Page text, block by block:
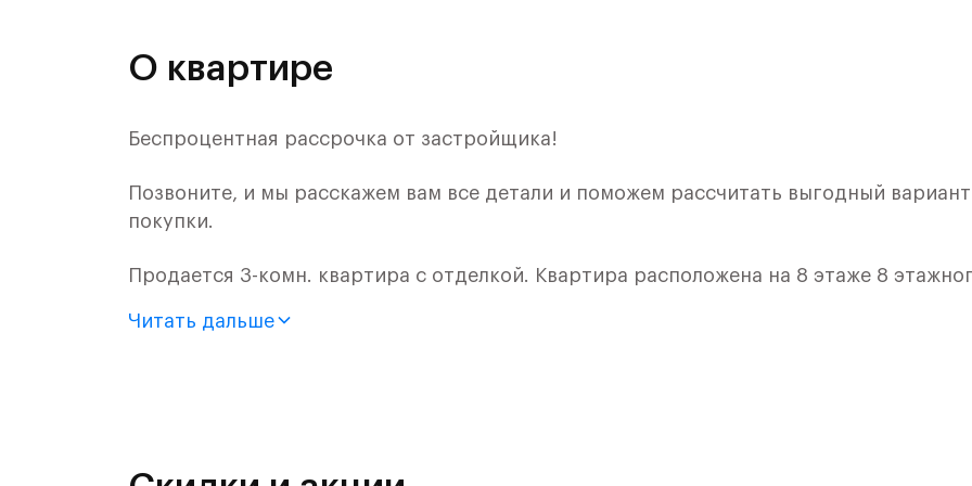
О квартире
Беспроцентная рассрочка от застройщика!
Позвоните, и мы расскажем вам все детали и поможем рассчитать выгодный вариант
покупки.
Продается 3-комн. квартира с отделкой. Квартира расположена на 8 этаже 8
«Самолет».
и Подушкинским лесами.
Читать дальше